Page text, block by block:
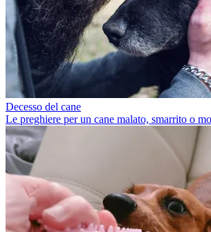
Decesso del cane
Le preghiere per un cane malato, smarrito o